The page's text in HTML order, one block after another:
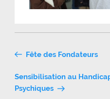
Navigation
de
l’article
Fête des Fondateurs
Sensibilisation au
Psychiques